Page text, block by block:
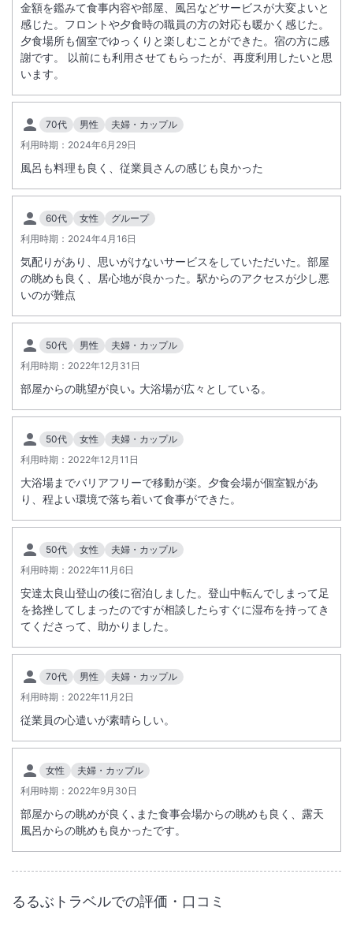
総客室数53
INチェックイン
15:00 / OUT チェックアウト
10:00
大浴場あり
露天風呂あり
施設からのお知らせ
の５０％となります。
冬期はスタッドレスタイヤまたはタイヤチェーンをご用意ください。
金額を鑑みて食事内容や部屋、風呂などサービスが大変よいと
感じた。フロントや夕食時の職員の方の対応も暖かく感じた。
夕食場所も個室でゆっくりと楽しむことができた。宿の方に感
謝です。 以前にも利用させてもらったが、再度利用したいと思
います。
70代 男性
夫婦・カップル
利用時期： 2024年6月29日
風呂も料理も良く、従業員さんの感じも良かった
60代 女性
グループ
利用時期： 2024年4月16日
気配りがあり、思いがけないサービスをしていただいた。部屋
の眺めも良く、居心地が良かった。駅からのアクセスが少し悪
いのが難点
50代 男性
夫婦・カップル
利用時期： 2022年12月31日
部屋からの眺望が良い｡ 大浴場が広々としている。
50代 女性
夫婦・カップル
利用時期： 2022年12月11日
大浴場までバリアフリーで移動が楽。夕食会場が個室観があ
り、程よい環境で落ち着いて食事ができた。
50代 女性
夫婦・カップル
利用時期： 2022年11月6日
安達太良山登山の後に宿泊しました。登山中転んでしまって足
を捻挫してしまったのですが相談したらすぐに湿布を持ってき
てくださって、助かりました。
70代 男性
夫婦・カップル
利用時期： 2022年11月2日
従業員の心遣いが素晴らしい。
女性
夫婦・カップル
利用時期： 2022年9月30日
部屋からの眺めが良く､また食事会場からの眺めも良く、露天
風呂からの眺めも良かったです。
るるぶトラベルでの評価・口コミ